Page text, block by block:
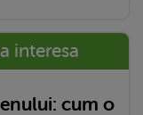
interesa
cum o